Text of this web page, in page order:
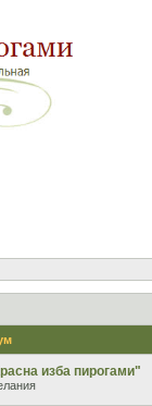
изба пирогами"